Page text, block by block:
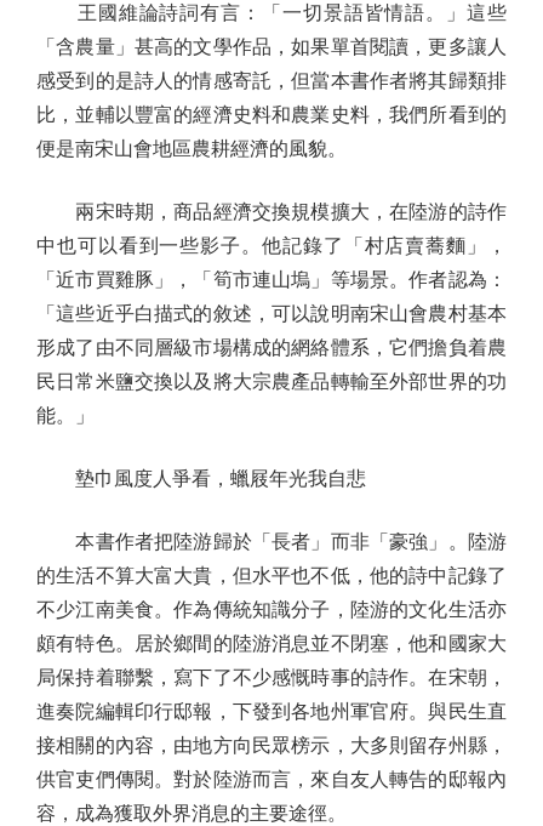
王國維論詩詞有言：「一切景語皆情語。」這些
「含農量」甚高的文學作品，如果單首閱讀，更多讓人
感受到的是詩人的情感寄託，但當本書作者將其歸類排
比，並輔以豐富的經濟史料和農業史料，我們所看到的
便是南宋山會地區農耕經濟的風貌。
兩宋時期，商品經濟交換規模擴大，在陸游的詩作
中也可以看到一些影子。他記錄了「村店賣蕎麵」，
「近市買雞豚」，「筍市連山塢」等場景。作者認為：
「這些近乎白描式的敘述，可以說明南宋山會農村基本
形成了由不同層級市場構成的網絡體系，它們擔負着農
民日常米鹽交換以及將大宗農產品轉輸至外部世界的功
能。」
墊巾風度人爭看，蠟屐年光我自悲
本書作者把陸游歸於「長者」而非「豪強」。陸游
的生活不算大富大貴，但水平也不低，他的詩中記錄了
不少江南美食。作為傳統知識分子，陸游的文化生活亦
頗有特色。居於鄉間的陸游消息並不閉塞，他和國家大
局保持着聯繫，寫下了不少感慨時事的詩作。在宋朝，
進奏院編輯印行邸報，下發到各地州軍官府。與民生直
接相關的內容，由地方向民眾榜示，大多則留存州縣，
供官吏們傳閱。對於陸游而言，來自友人轉告的邸報內
容，成為獲取外界消息的主要途徑。